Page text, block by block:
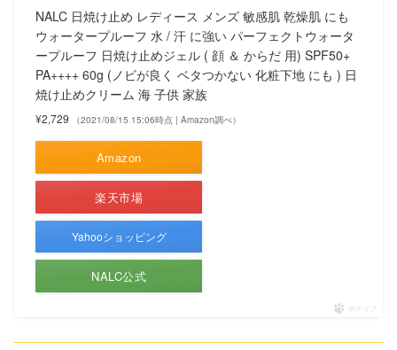
NALC 日焼け止め レディース メンズ 敏感肌 乾燥肌 にも
ウォータープルーフ 水 / 汗 に強い パーフェクトウォータ
ープルーフ 日焼け止めジェル ( 顔 ＆ からだ 用) SPF50+
PA++++ 60g (ノビが良く ベタつかない 化粧下地 にも ) 日
焼け止めクリーム 海 子供 家族
¥2,729 （2021/08/15 15:06時点 | Amazon調べ）
Amazon
楽天市場
Yahooショッピング
NALC公式
ポチップ